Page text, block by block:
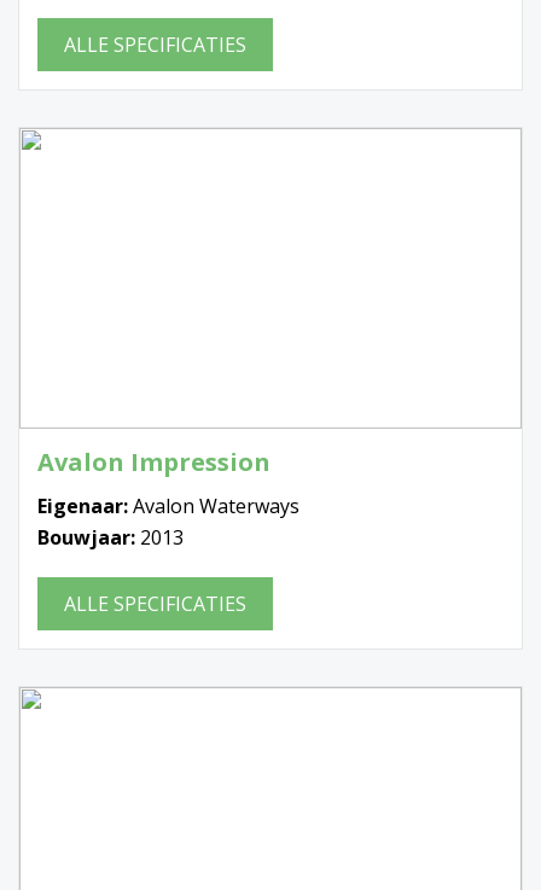
ALLE SPECIFICATIES
Avalon Impression
Eigenaar:Avalon Waterways
Bouwjaar: 2013
ALLE SPECIFICATIES